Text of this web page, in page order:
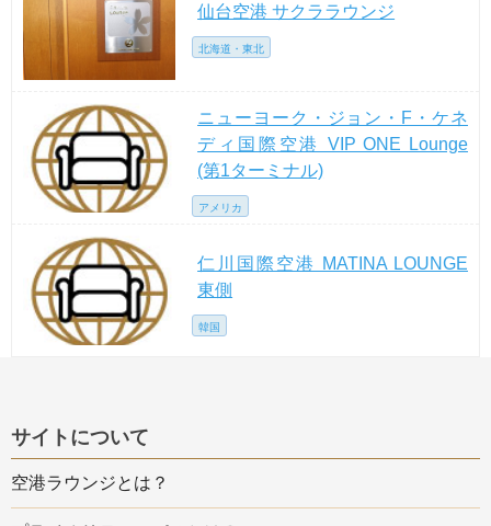
仙台空港 サクララウンジ
北海道・東北
ニューヨーク・ジョン・F・ケネ
ディ国際空港 VIP ONE Lounge
(第1ターミナル)
アメリカ
仁川国際空港 MATINA LOUNGE
東側
韓国
サイトについて
空港ラウンジとは？